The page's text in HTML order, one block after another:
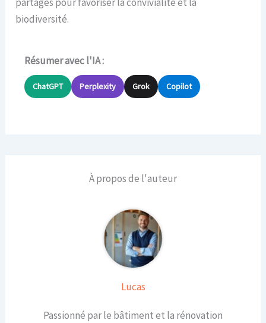
biodiversité.
Résumer avec l'IA :
ChatGPT Perplexity Grok Copilot
À propos de l'auteur
Lucas
Passionné par le bâtiment et la rénovation